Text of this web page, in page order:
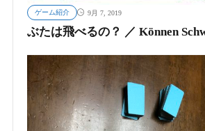
ゲーム紹介 9月 7, 2019
ぶたは飛べるの？ ／ Können